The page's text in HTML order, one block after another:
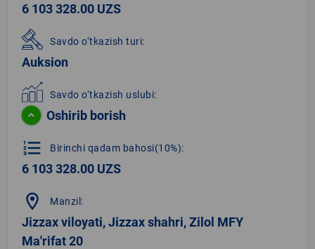
6 103 328.00 UZS
Savdo o‘tkazish turi:
Auksion
Savdo o‘tkazish uslubi:
Oshirib borish
format_list_numbered Birinchi qadam bahosi(10%):
6 103 328.00 UZS
location_on Manzil:
Jizzax viloyati, Jizzax shahri, Zilol MFY
Ma'rifat 20